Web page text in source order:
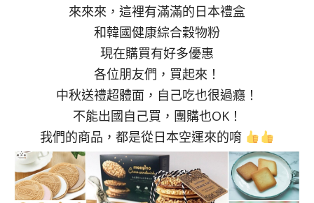
來來來，這裡有滿滿的日本禮盒
和韓國健康綜合穀物粉
現在購買有好多優惠
各位朋友們，買起來！
中秋送禮超體面，自己吃也很過癮！
不能出國自己買，團購也OK！
我們的商品，都是從日本空運來的唷